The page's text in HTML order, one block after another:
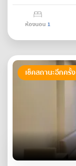
ห้องนอน 1
เช็คสถานะอีกครั้ง